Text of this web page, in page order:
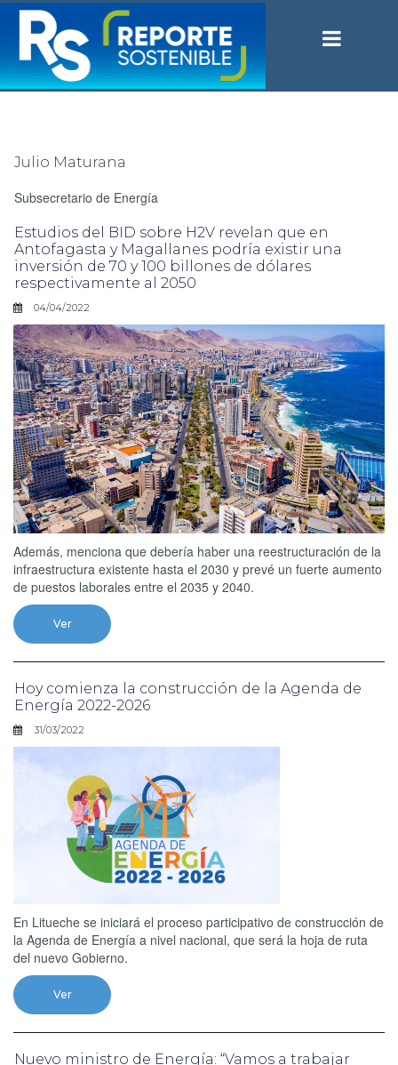
Julio Maturana
Subsecretario de Energía
Estudios del BID sobre H2V revelan que en
Antofagasta y Magallanes podría existir una
inversión de 70 y 100 billones de dólares
respectivamente al 2050
04/04/2022
Además, menciona que debería haber una reestructuración de la
infraestructura existente hasta el 2030 y prevé un fuerte aumento
de puestos laborales entre el 2035 y 2040.
Ver
Hoy comienza la construcción de la Agenda de
Energía 2022-2026
31/03/2022
En Litueche se iniciará el proceso participativo de construcción de
la Agenda de Energía a nivel nacional, que será la hoja de ruta
del nuevo Gobierno.
Ver
Nuevo ministro de Energía: “Vamos a trabajar